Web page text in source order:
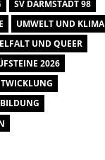
SV DARMSTADT 98
UMWELT UND KLIMA
UND QUEER
2026